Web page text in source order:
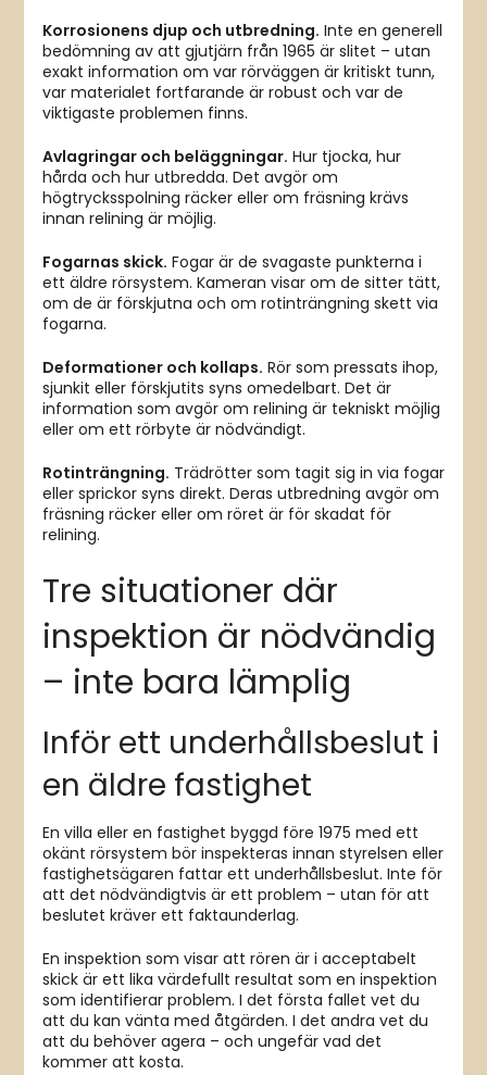
Korrosionens djup och utbredning. Inte en generell
bedömning av att gjutjärn från 1965 är slitet – utan
exakt information om var rörväggen är kritiskt tunn,
var materialet fortfarande är robust och var de
viktigaste problemen finns.
Avlagringar och beläggningar. Hur tjocka, hur
hårda och hur utbredda. Det avgör om
högtrycksspolning räcker eller om fräsning krävs
innan relining är möjlig.
Fogarnas skick. Fogar är de svagaste punkterna i
ett äldre rörsystem. Kameran visar om de sitter tätt,
om de är förskjutna och om rotinträngning skett via
fogarna.
Deformationer och kollaps. Rör som pressats ihop,
sjunkit eller förskjutits syns omedelbart. Det är
information som avgör om relining är tekniskt möjlig
eller om ett rörbyte är nödvändigt.
Rotinträngning. Trädrötter som tagit sig in via fogar
eller sprickor syns direkt. Deras utbredning avgör om
fräsning räcker eller om röret är för skadat för
relining.
Tre situationer där
inspektion är nödvändig
– inte bara lämplig
Inför ett underhållsbeslut i
en äldre fastighet
En villa eller en fastighet byggd före 1975 med ett
okänt rörsystem bör inspekteras innan styrelsen eller
fastighetsägaren fattar ett underhållsbeslut. Inte för
att det nödvändigtvis är ett problem – utan för att
beslutet kräver ett faktaunderlag.
En inspektion som visar att rören är i acceptabelt
skick är ett lika värdefullt resultat som en inspektion
som identifierar problem. I det första fallet vet du
att du kan vänta med åtgärden. I det andra vet du
att du behöver agera – och ungefär vad det
kommer att kosta.